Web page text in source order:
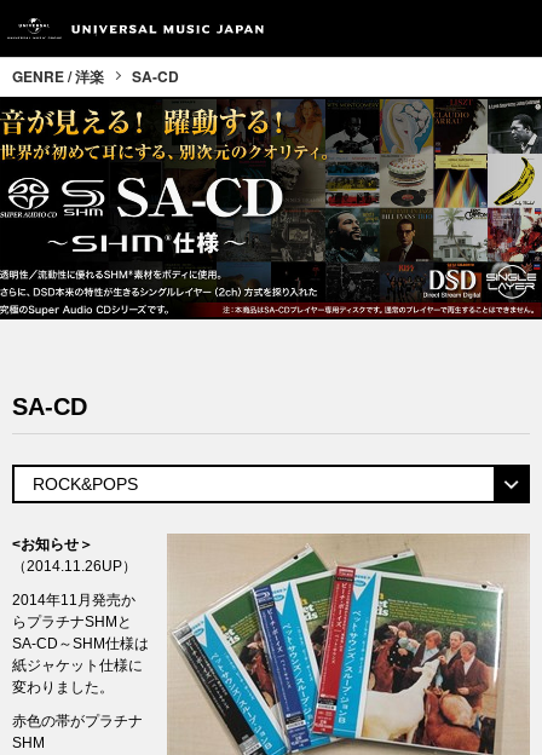
GENRE / 洋楽 SA-CD
SA-CD
<お知らせ＞
（2014.11.26UP）
2014年11月発売か
らプラチナSHMと
SA-CD～SHM仕様は
紙ジャケット仕様に
変わりました。
赤色の帯がプラチナ
SHM